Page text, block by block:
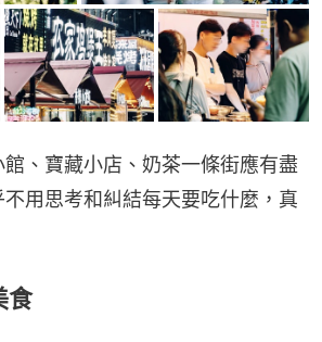
、寶藏小店、奶茶一條街應有盡
用思考和糾結每天要吃什麼，真
食